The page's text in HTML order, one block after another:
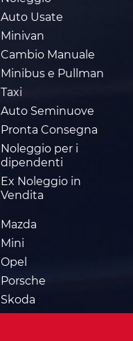
Mazda
Mini
Opel
Porsche
Skoda
Auto Usate
Minivan
Cambio Manuale
Minibus e Pullman
Taxi
Auto Seminuove
Pronta Consegna
Noleggio per i
dipendenti
Ex Noleggio in
Vendita